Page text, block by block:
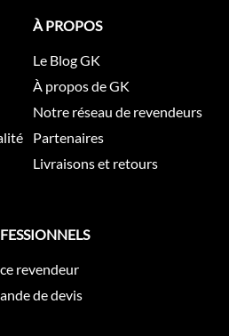
À PROPOS
Le Blog GK
À propos de GK
Notre réseau de revendeurs
Partenaires
Livraisons et retours
revendeur
de devis